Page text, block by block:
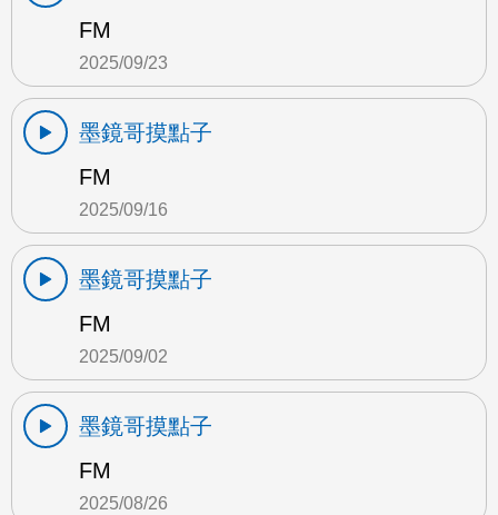
FM
2025/09/23
墨鏡哥摸點子
FM
2025/09/16
墨鏡哥摸點子
FM
2025/09/02
墨鏡哥摸點子
FM
2025/08/26